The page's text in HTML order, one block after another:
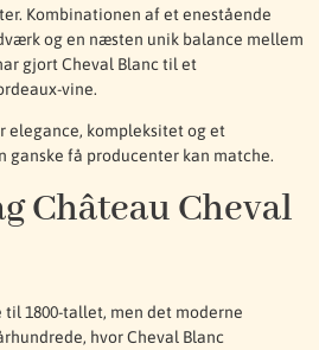
Kombinationen af et enestående
og en næsten unik balance mellem
gjort Cheval Blanc til et
vine.
elegance, kompleksitet og et
ganske få producenter kan matche.
Château Cheval
1800-tallet, men det moderne
hvor Cheval Blanc